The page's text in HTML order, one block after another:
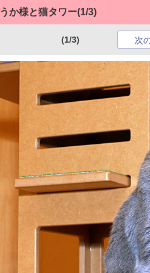
うか様と猫タワー(1/3)
(1/3) 次